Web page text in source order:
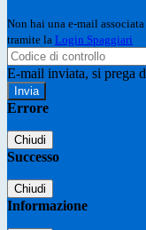
Non hai una e-mail
tramite la Login Spaggiari
E-mail inviata, si prega
Errore
Chiudi
Successo
Chiudi
Informazione